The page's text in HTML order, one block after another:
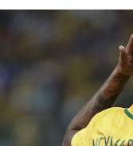
Economia
PODCAST